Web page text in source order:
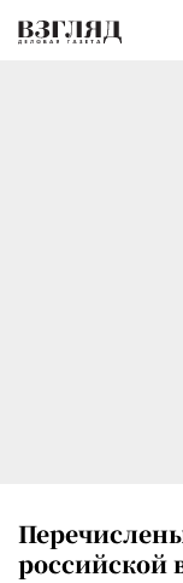
российской